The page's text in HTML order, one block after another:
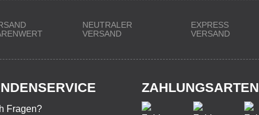
NEUTRALER
VERSAND
EXPRESS
VERSAND
Fragen?
ZAHLUNGSARTEN